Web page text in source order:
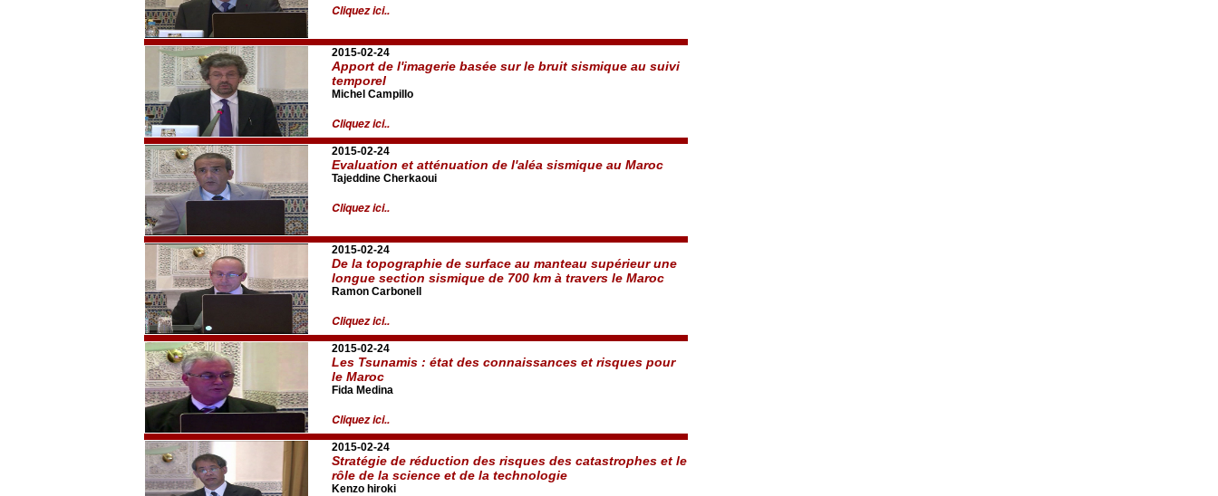
Cliquez ici..
2015-02-24
Apport de l'imagerie basée sur le bruit sismique au suivi
temporel
Michel Campillo
Cliquez ici..
2015-02-24
Evaluation et atténuation de l'aléa sismique au Maroc
Tajeddine Cherkaoui
Cliquez ici..
2015-02-24
De la topographie de surface au manteau supérieur une
longue section sismique de 700 km à travers le Maroc
Ramon Carbonell
Cliquez ici..
2015-02-24
Les Tsunamis : état des connaissances et risques pour
le Maroc
Fida Medina
Cliquez ici..
2015-02-24
Stratégie de réduction des risques des catastrophes et le
rôle de la science et de la technologie
Kenzo hiroki